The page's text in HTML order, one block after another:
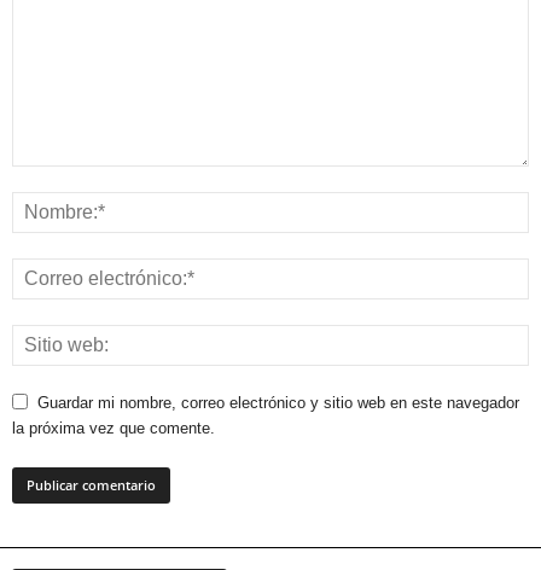
Guardar mi nombre, correo electrónico y sitio web en este navegador
la próxima vez que comente.